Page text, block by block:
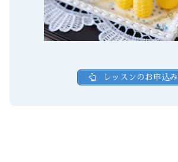
レッスンのお申込み